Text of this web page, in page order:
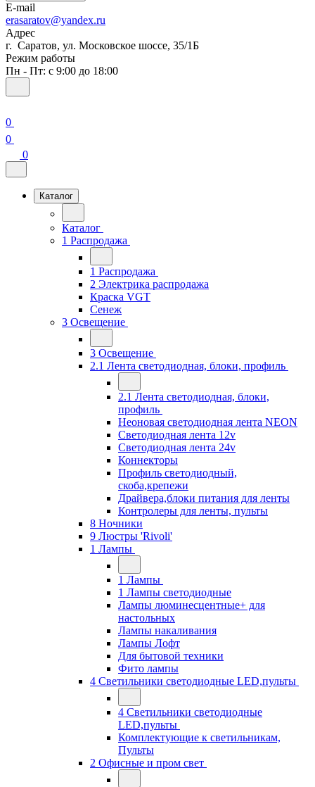
E-mail
erasaratov@yandex.ru
Адрес
г. Саратов, ул. Московское шоссе, 35/1Б
Режим работы
Пн - Пт: с 9:00 до 18:00
0
0
0
Каталог
Каталог
1 Распродажа
1 Распродажа
2 Электрика распродажа
Краска VGT
Сенеж
3 Освещение
3 Освещение
2.1 Лента светодиодная, блоки, профиль
2.1 Лента светодиодная, блоки,
профиль
Неоновая светодиодная лента NEON
Светодиодная лента 12v
Светодиодная лента 24v
Коннекторы
Профиль светодиодный,
скоба,крепежи
Драйвера,блоки питания для ленты
Контролеры для ленты, пульты
8 Ночники
9 Люстры 'Rivoli'
1 Лампы
1 Лампы
1 Лампы светодиодные
Лампы люминесцентные+ для
настольных
Лампы накаливания
Лампы Лофт
Для бытовой техники
Фито лампы
4 Светильники светодиодные LED,пульты
4 Светильники светодиодные
LED,пульты
Комплектующие к светильникам,
Пульты
2 Офисные и пром свет